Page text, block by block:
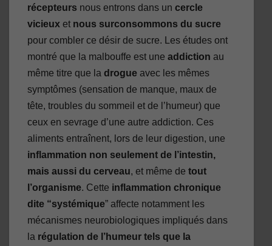
récepteurs nous entrons dans un cercle
vicieux et nous surconsommons du sucre
pour combler ce désir de sucre. Les études ont
montré que la malbouffe est une addiction au
même titre que la drogue avec les mêmes
symptômes (sensation de manque, maux de
tête, troubles du sommeil et de l’humeur) que
ceux en sevrage d’une autre addiction. Ces
aliments entraînent, lors de leur digestion, une
inflammation non seulement de l’intestin,
mais aussi du cerveau, et même de tout
l’organisme. Cette inflammation chronique
dite “systémique” affecte notamment les
mécanismes neurobiologiques impliqués dans
la régulation de l’humeur tels que la